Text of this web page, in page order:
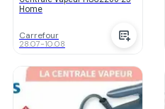
Home
Carrefour
28.07-10.08